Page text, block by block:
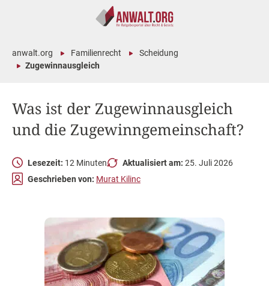
Was ist der Zugewinnausgleich
und die Zugewinngemeinschaft?
anwalt.org Familienrecht
Scheidung
Zugewinnausgleich
Lesezeit: 12 Minuten Aktualisiert am: 25. Juli 2026
Geschrieben von: Murat Kilinc